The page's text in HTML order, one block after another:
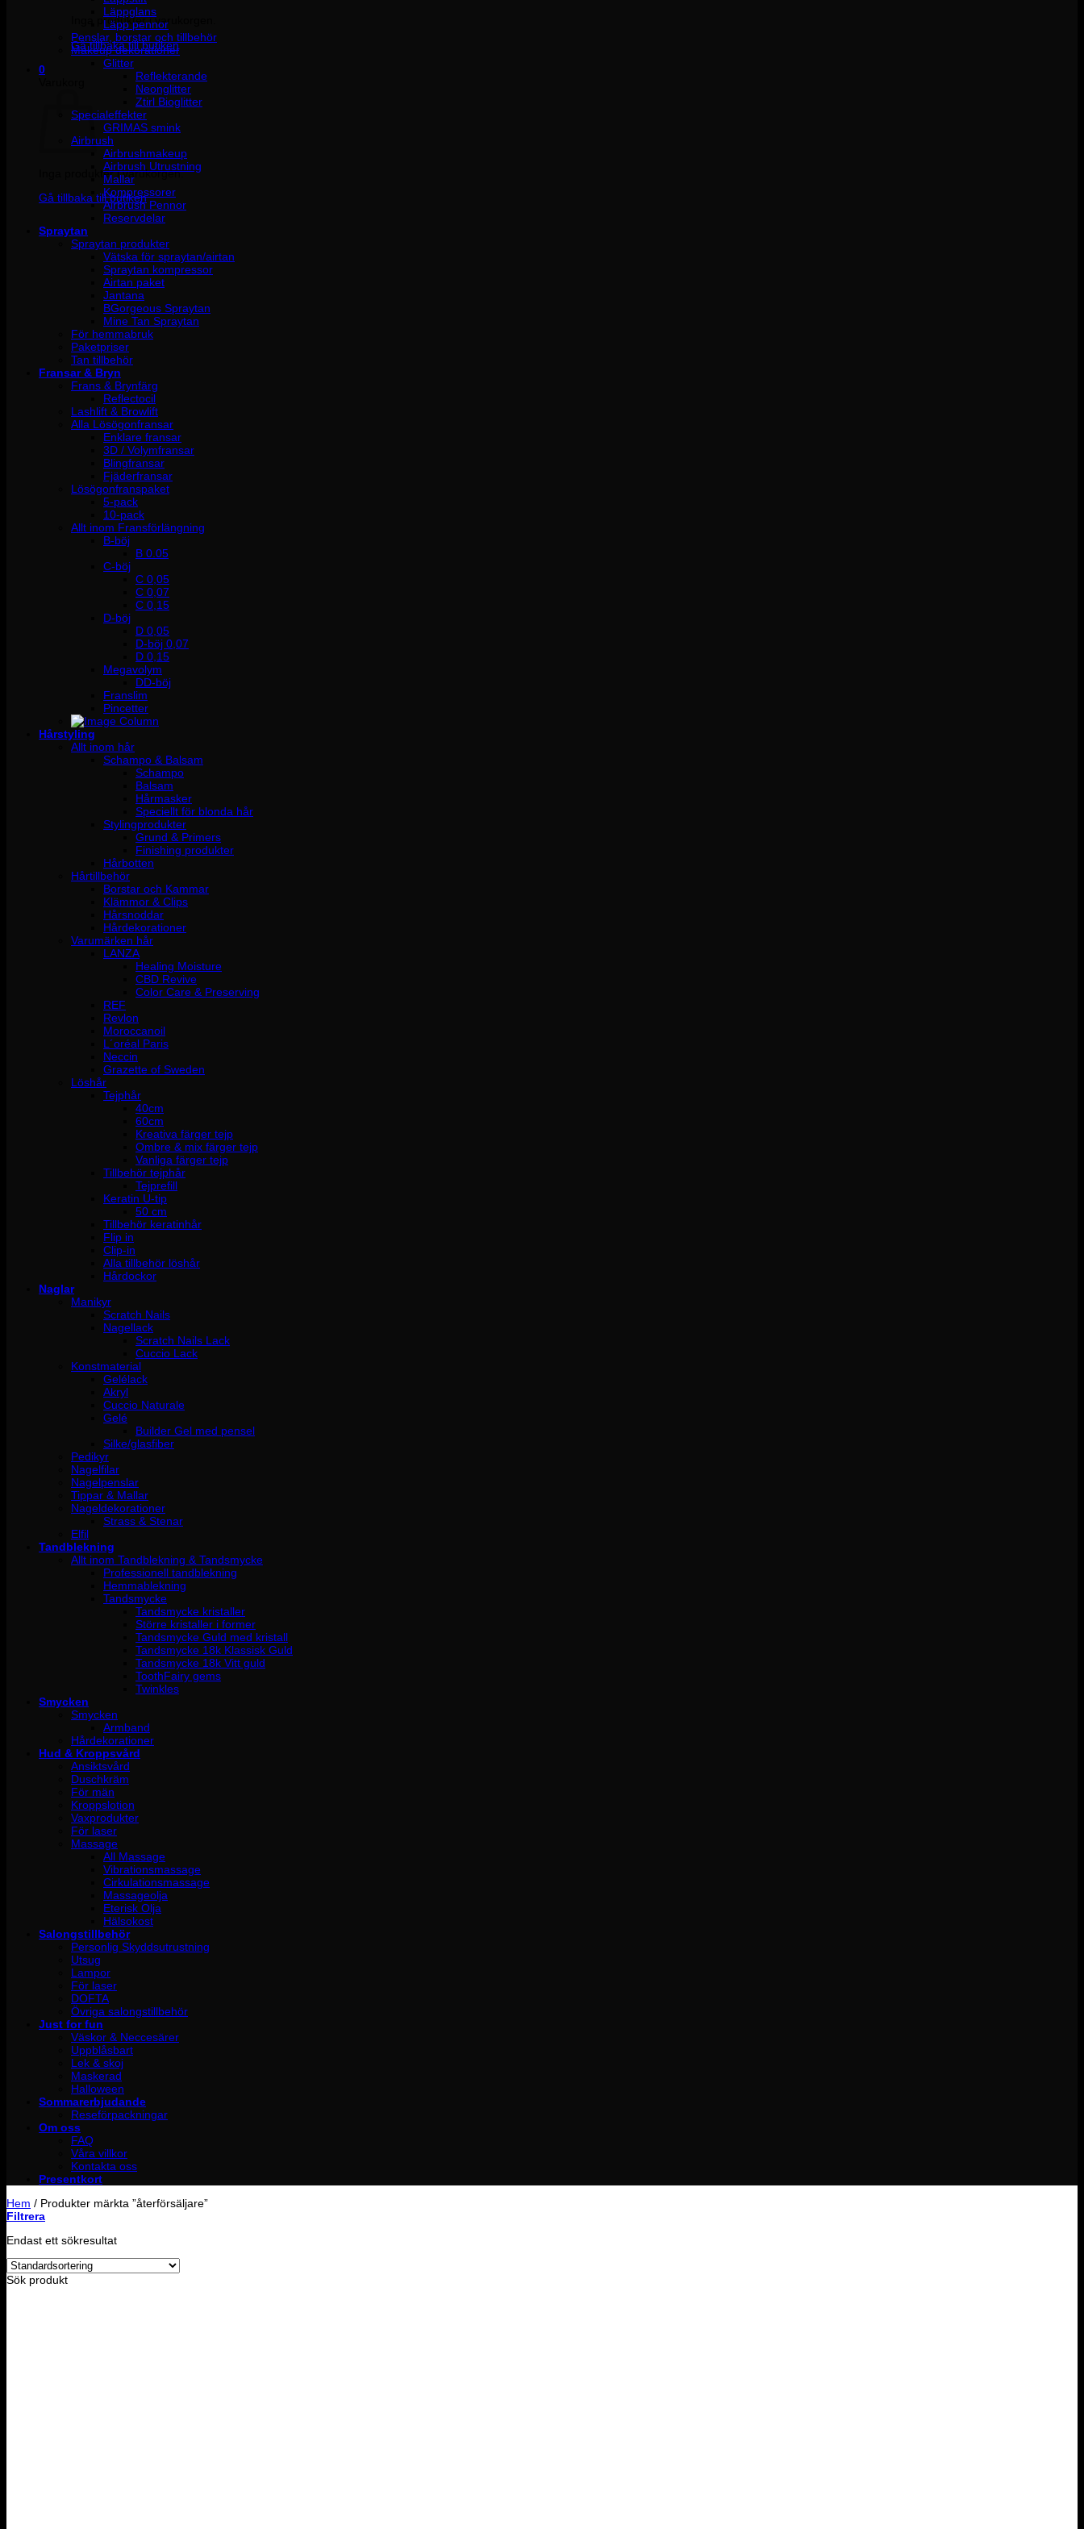
Inga produkter i varukorgen.
Gå tillbaka till butiken
0
Inga produkter i varukorgen.
Gå tillbaka till butiken
Läppglans
Läpp pennor
Penslar, borstar och tillbehör
Makeup dekorationer
Glitter
Reflekterande
Neonglitter
Ztirl Bioglitter
Specialeffekter
GRIMAS smink
Airbrush
Airbrushmakeup
Airbrush Utrustning
Mallar
Kompressorer
Airbrush Pennor
Reservdelar
Spraytan
Spraytan produkter
Vätska för spraytan/airtan
Spraytan kompressor
Airtan paket
Jantana
BGorgeous Spraytan
Mine Tan Spraytan
För hemmabruk
Paketpriser
Tan tillbehör
Fransar & Bryn
Frans & Brynfärg
Reflectocil
Lashlift & Browlift
Alla Lösögonfransar
Enklare fransar
3D / Volymfransar
Blingfransar
Fjäderfransar
Lösögonfranspaket
5-pack
10-pack
Allt inom Fransförlängning
B-böj
B 0.05
C-böj
C 0,05
C 0,07
C 0,15
D-böj
D 0,05
D-böj 0,07
D 0,15
Megavolym
DD-böj
Franslim
Pincetter
Hårstyling
Allt inom hår
Schampo & Balsam
Schampo
Balsam
Hårmasker
Speciellt för blonda hår
Stylingprodukter
Grund & Primers
Finishing produkter
Hårbotten
Hårtillbehör
Borstar och Kammar
Klämmor & Clips
Hårsnoddar
Hårdekorationer
Varumärken hår
LANZA
Healing Moisture
CBD Revive
Color Care & Preserving
REF
Revlon
Moroccanoil
L´oréal Paris
Neccin
Grazette of Sweden
Löshår
Tejphår
40cm
60cm
Kreativa färger tejp
Ombre & mix färger tejp
Vanliga färger tejp
Tillbehör tejphår
Tejprefill
Keratin U-tip
50 cm
Tillbehör keratinhår
Flip in
Clip-in
Alla tillbehör löshår
Hårdockor
Naglar
Manikyr
Scratch Nails
Nagellack
Scratch Nails Lack
Cuccio Lack
Konstmaterial
Gelélack
Akryl
Cuccio Naturale
Gelé
Builder Gel med pensel
Silke/glasfiber
Pedikyr
Nagelfilar
Nagelpenslar
Tippar & Mallar
Nageldekorationer
Strass & Stenar
Elfil
Tandblekning
Allt inom Tandblekning & Tandsmycke
Professionell tandblekning
Hemmablekning
Tandsmycke
Tandsmycke kristaller
Större kristaller i former
Tandsmycke Guld med kristall
Tandsmycke 18k Klassisk Guld
Tandsmycke 18k Vitt guld
ToothFairy gems
Twinkles
Smycken
Smycken
Armband
Hårdekorationer
Hud & Kroppsvård
Ansiktsvård
Duschkräm
För män
Kroppslotion
Vaxprodukter
För laser
Massage
All Massage
Vibrationsmassage
Cirkulationsmassage
Massageolja
Eterisk Olja
Hälsokost
Salongstillbehör
Personlig Skyddsutrustning
Utsug
Lampor
För laser
DOFTA
Övriga salongstillbehör
Just for fun
Väskor & Neccesärer
Uppblåsbart
Lek & skoj
Maskerad
Halloween
Sommarerbjudande
Reseförpackningar
Om oss
FAQ
Våra villkor
Kontakta oss
Presentkort
Hem / Produkter märkta ”återförsäljare”
Filtrera
Endast ett sökresultat
Sök produkt